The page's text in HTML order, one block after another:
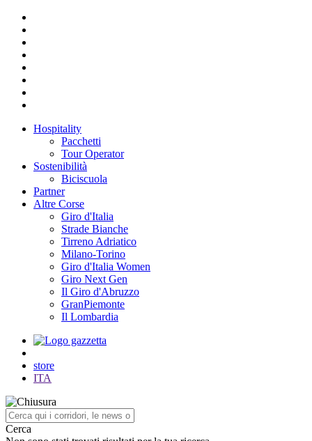
Hospitality
Pacchetti
Tour Operator
Sostenibilità
Biciscuola
Partner
Altre Corse
Giro d'Italia
Strade Bianche
Tirreno Adriatico
Milano-Torino
Giro d'Italia Women
Giro Next Gen
Il Giro d'Abruzzo
GranPiemonte
Il Lombardia
store
ITA
Cerca